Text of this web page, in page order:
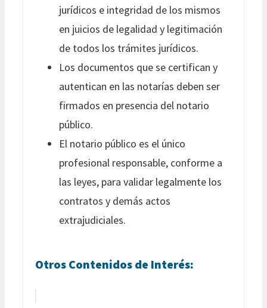
jurídicos e integridad de los mismos
en juicios de legalidad y legitimación
de todos los trámites jurídicos.
Los documentos que se certifican y
autentican en las notarías deben ser
firmados en presencia del notario
público.
El notario público es el único
profesional responsable, conforme a
las leyes, para validar legalmente los
contratos y demás actos
extrajudiciales.
Otros Contenidos de Interés: